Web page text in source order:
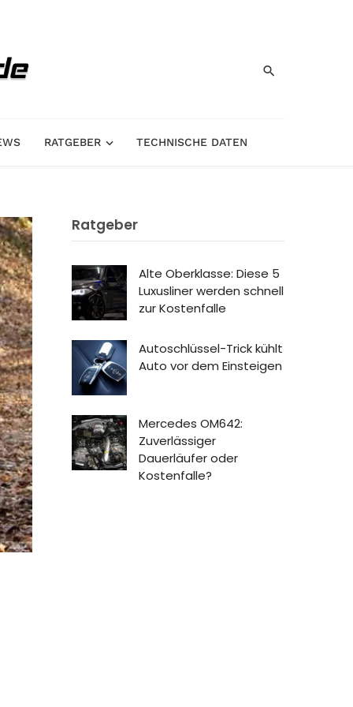
RATGEBER TECHNISCHE DATEN
Ratgeber
Alte Oberklasse: Diese 5
Luxusliner werden schnell
zur Kostenfalle
Autoschlüssel-Trick kühlt
Auto vor dem Einsteigen
Mercedes OM642:
Zuverlässiger
Dauerläufer oder
Kostenfalle?